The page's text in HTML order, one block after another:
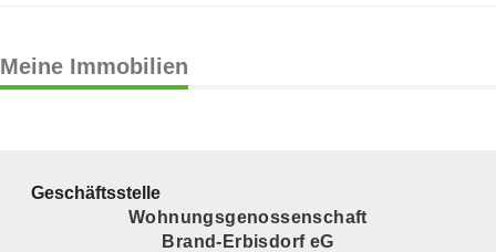
Meine Immobilien
Geschäftsstelle
Wohnungsgenossenschaft
Brand-Erbisdorf eG